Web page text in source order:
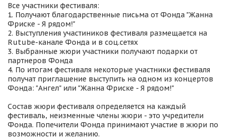
Все участники фестиваля:
1. Получают благодарственные письма от Фонда "Жанна
Фриске - Я рядом!"
2. Выступления участиников фестиваля размещается на
Rutube-канале Фонда и в соц.сетях
3. Выбранные жюри участники получают подарки от
партнеров Фонда
4. По итогам фестиваля некоторые участники фестиваля
получат приглашение выступить на одном из концертов
Фонда: "Ангел" или "Жанна Фриске - Я рядом!"
Состав жюри фестиваля определяется на каждый
фестиваль, неизменные члены жюри - это учредители
Фонда. Попечители Фонда принимают участие в жюри по
возможности и желанию.